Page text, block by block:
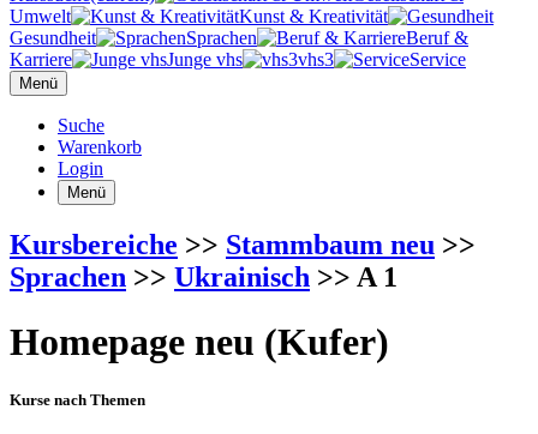
Umwelt
Kunst & Kreativität
Gesundheit
Sprachen
Beruf &
Karriere
Junge vhs vhs3 Service
Menü
Suche
Warenkorb
Login
Menü
Kursbereiche >> Stammbaum neu >>
Sprachen >> Ukrainisch >> A 1
Homepage neu (Kufer)
Kurse nach Themen